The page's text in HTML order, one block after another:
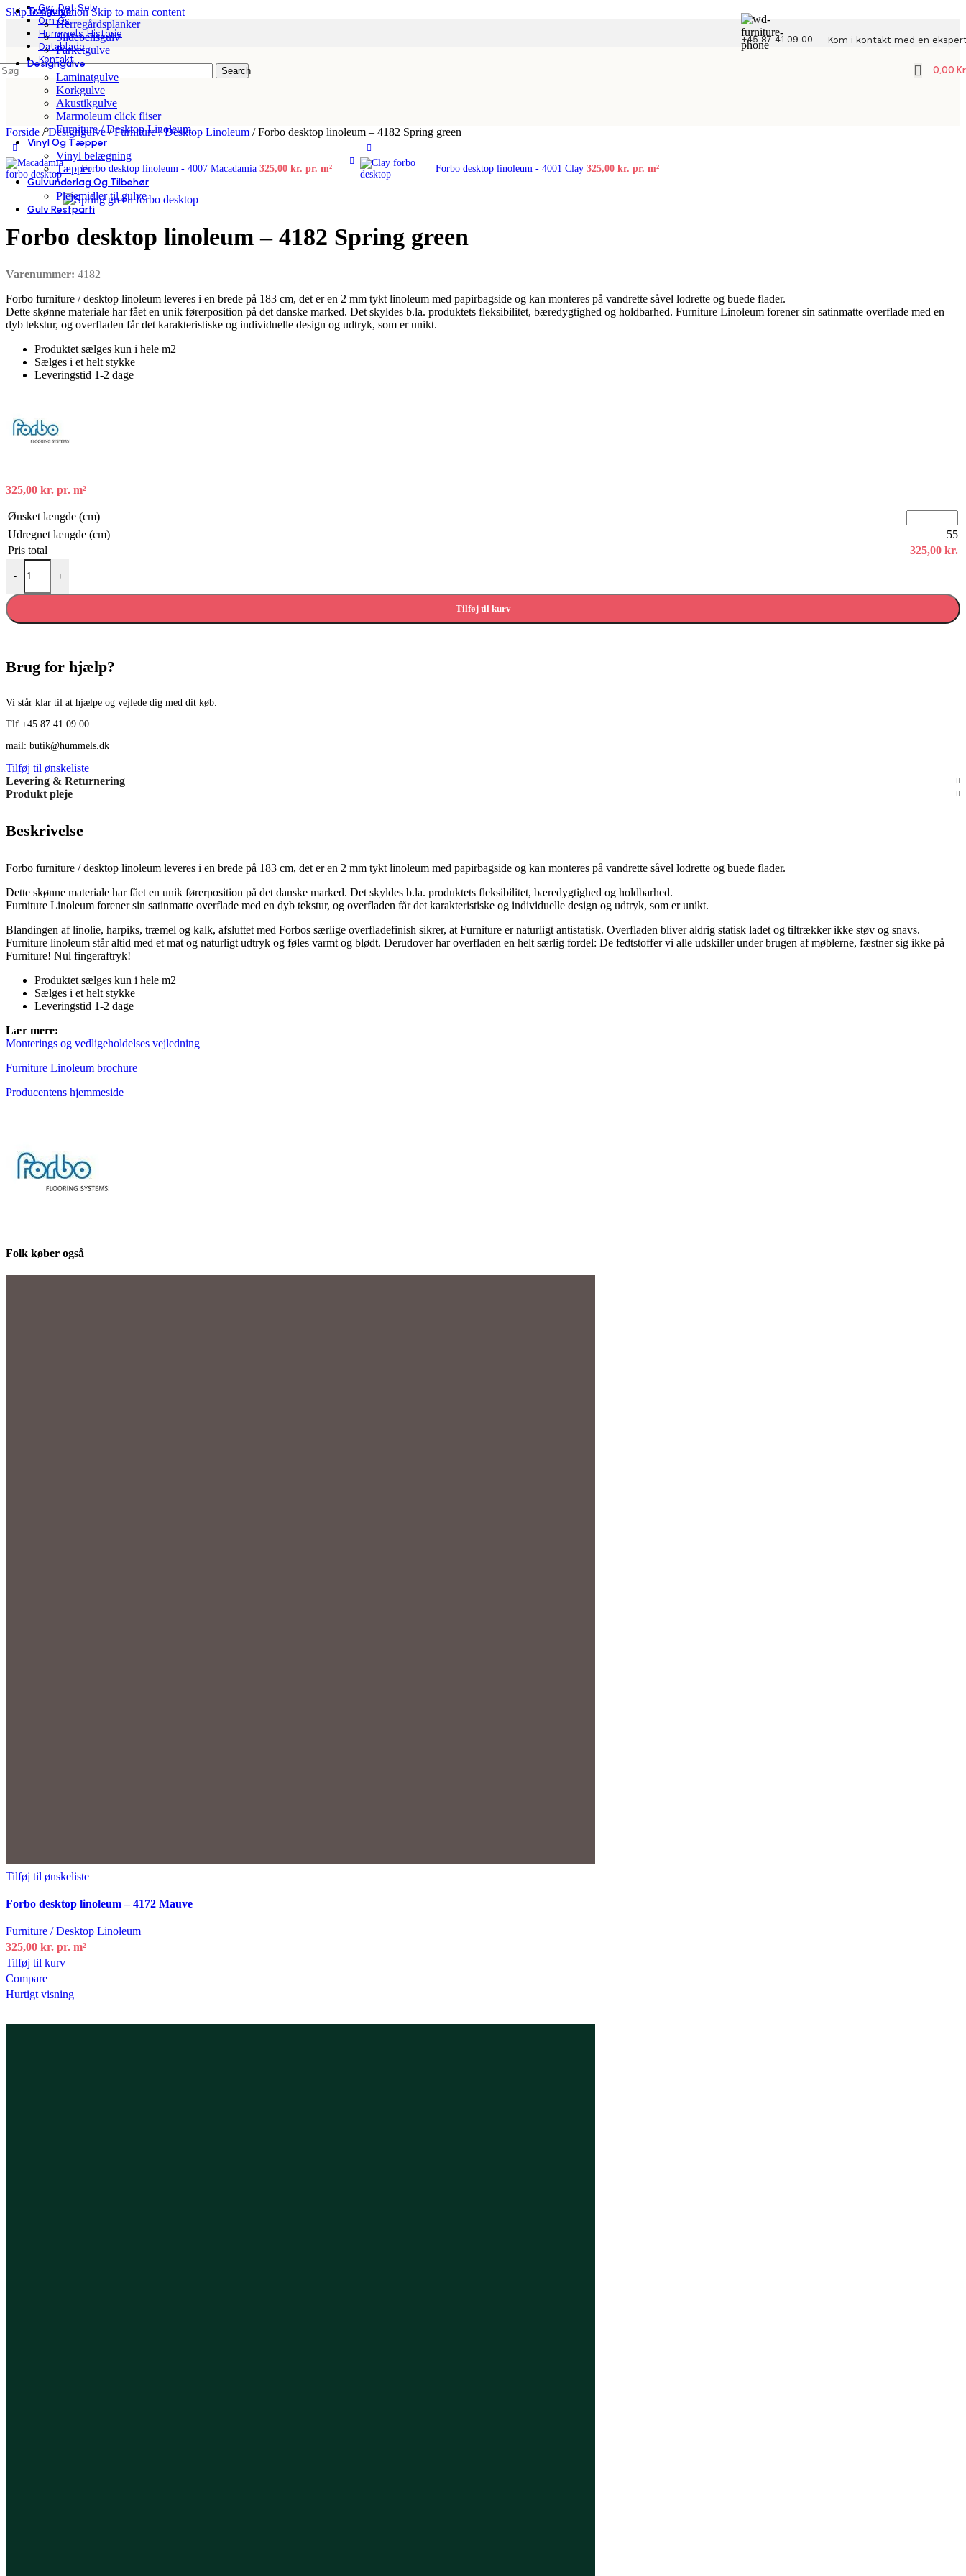
Skip to navigationSkip to main content
Gør Det Selv
Om Os
Hummels Historie
Datablade
Kontakt
+45 87 41 09 00 Kom i kontakt med en
Search 0,00
Trægulve
Herregårdsplanker
Sildebensgulv
Parketgulve
Designgulve
Laminatgulve
Korkgulve
Akustikgulve
Marmoleum click fliser
Furniture / Desktop Linoleum
Vinyl Og Tæpper
Vinyl belægning
Tæpper
Gulvunderlag Og Tilbehør
Plejemidler til gulve
Gulv Restparti
Forside / Designgulve/ Furniture / Desktop Linoleum / Forbo desktop linoleum – 4182 Spring green
Forbo desktop linoleum - 4007 Macadamia 325,00 kr. pr. m² Forbo desktop linoleum - 4001 Clay 325,00 kr. pr. m²
Forbo desktop linoleum – 4182 Spring green
Varenummer: 4182
Forbo furniture / desktop linoleum leveres i en brede på 183 cm, det er en 2 mm tykt linoleum med papirbagside og kan monteres på vandrette såvel lodrette og buede flader.
Dette skønne materiale har fået en unik førerposition på det danske marked. Det skyldes b.la. produktets fleksibilitet, bæredygtighed og holdbarhed. Furniture Linoleum forener sin satinmatte overflade med en
dyb tekstur, og overfladen får det karakteristiske og individuelle design og udtryk, som er unikt.
Produktet sælges kun i hele m2
Sælges i et helt stykke
Leveringstid 1-2 dage
325,00 kr. pr. m²
Ønsket længde (cm)
Udregnet længde (cm)
55
Pris total
325,00 kr.
-
Forbo desktop linoleum - 4182 Spring green antal
+
Tilføj til kurv
Brug for hjælp?
Vi står klar til at hjælpe og vejlede dig med dit køb.
Tlf +45 87 41 09 00
mail: butik@hummels.dk
Tilføj til ønskeliste
Levering & Returnering
Produkt pleje
Beskrivelse
Forbo furniture / desktop linoleum leveres i en brede på 183 cm, det er en 2 mm tykt linoleum med papirbagside og kan monteres på vandrette såvel lodrette og buede flader.
Dette skønne materiale har fået en unik førerposition på det danske marked. Det skyldes b.la. produktets fleksibilitet, bæredygtighed og holdbarhed.
Furniture Linoleum forener sin satinmatte overflade med en dyb tekstur, og overfladen får det karakteristiske og individuelle design og udtryk, som er unikt.
Blandingen af linolie, harpiks, træmel og kalk, afsluttet med Forbos særlige overfladefinish sikrer, at Furniture er naturligt antistatisk. Overfladen bliver aldrig statisk ladet og tiltrækker ikke støv og snavs.
Furniture linoleum står altid med et mat og naturligt udtryk og føles varmt og blødt. Derudover har overfladen en helt særlig fordel: De fedtstoffer vi alle udskiller under brugen af møblerne, fæstner sig ikke på
Furniture! Nul fingeraftryk!
Produktet sælges kun i hele m2
Sælges i et helt stykke
Leveringstid 1-2 dage
Lær mere:
Monterings og vedligeholdelses vejledning
Furniture Linoleum brochure
Producentens hjemmeside
Folk køber også
Tilføj til ønskeliste
Forbo desktop linoleum – 4172 Mauve
Furniture / Desktop Linoleum
325,00 kr. pr. m²
Tilføj til kurv
Compare
Hurtigt visning